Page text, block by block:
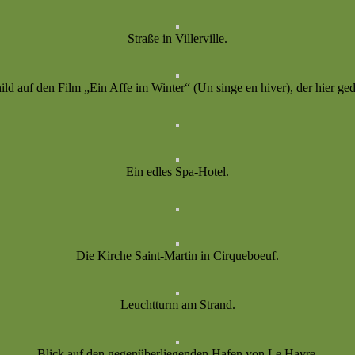
Straße in Villerville.
auf den Film „Ein Affe im Winter“ (Un singe en hiver), der hier
Ein edles Spa-Hotel.
Die Kirche Saint-Martin in Cirqueboeuf.
Leuchtturm am Strand.